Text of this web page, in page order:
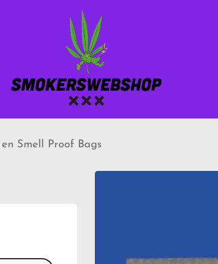
Smell Proof Bags